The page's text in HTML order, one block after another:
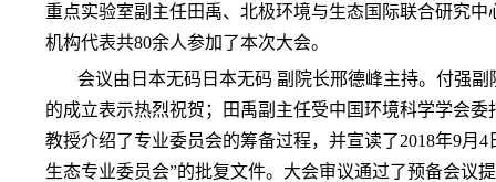
重点实验室副主任田禹、北极环境与生态国际联合研究
机构代表共80余人参加了本次大会。
会议由日本无码日本无码 副院长邢德峰主持。付强
的成立表示热烈祝贺；田禹副主任受中国环境科学学会
教授介绍了专业委员会的筹备过程，并宣读了2018年9月4
生态专业委员会”的批复文件。大会审议通过了预备会议